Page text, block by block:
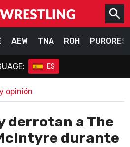
AEW TNA ROH
ES
opinión
derrotan a The
durante